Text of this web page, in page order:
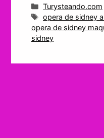
Categorías
Turysteando.com
Etiquetas
opera de sidney
opera de sidney
sidney